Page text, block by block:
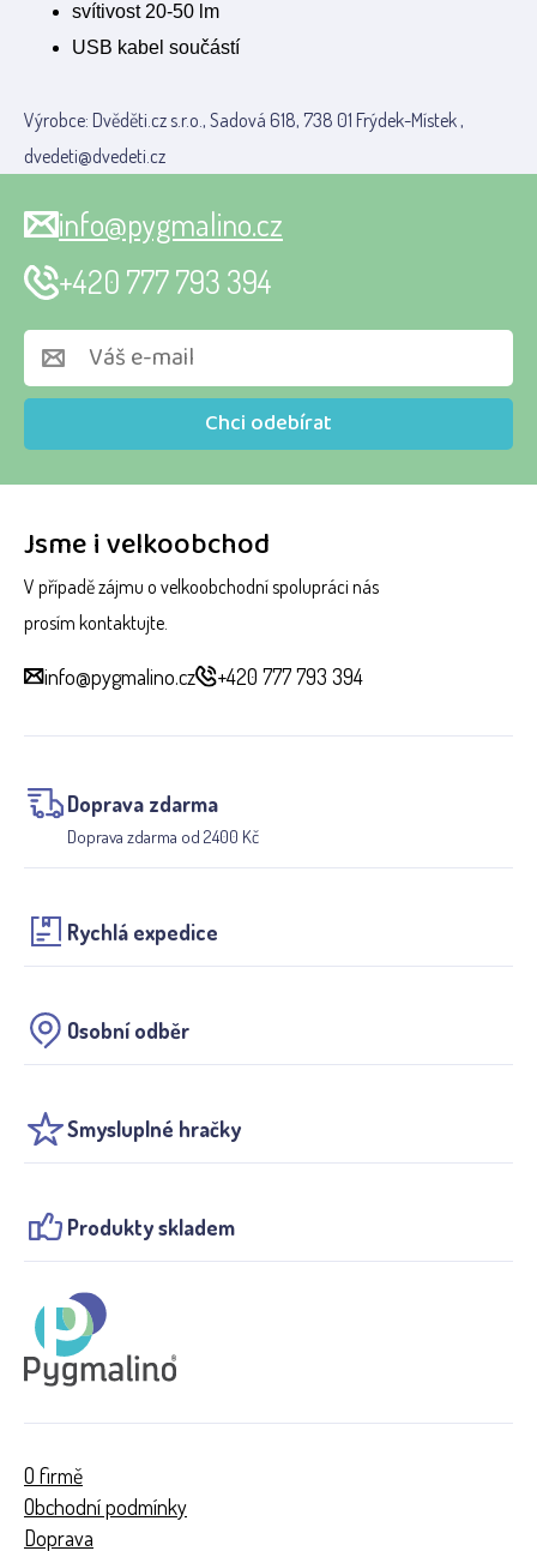
svítivost 20-50 lm
USB kabel součástí
Výrobce: Dvěděti.cz s.r.o., Sadová 618, 738 01 Frýdek-Místek ,
dvedeti@dvedeti.cz
Jsme i velkoobchod
V případě zájmu o velkoobchodní spolupráci nás
prosím kontaktujte.
info@pygmalino.cz +420 777 793 394
Doprava zdarma
Doprava zdarma od 2400 Kč
Rychlá expedice
Osobní odběr
Smysluplné hračky
Produkty skladem
Chci odebírat
info@pygmalino.cz
+420 777 793 394
O firmě
Obchodní podmínky
Doprava